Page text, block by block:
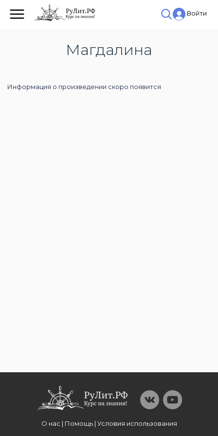
Войти
Магдалина
Информация о произведении скоро появится
О нас | Помощь | Условия использования